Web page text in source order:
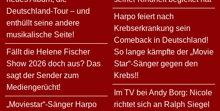
Deutschland-Tour – und
enthüllt seine andere
musikalische Seite!
Fällt die Helene Fischer
Show 2026 doch aus? Das
sagt der Sender zum
Mediengerücht!
„Moviestar“-Sänger Harpo
Harpo feiert nach
Krebserkrankung sein
Comeback in Deutschland!
So lange kämpfte der „Movie
Star“-Sänger gegen den
Krebs!!
Im TV bei Andy Borg: Nicole
richtet sich an Ralph Siegel